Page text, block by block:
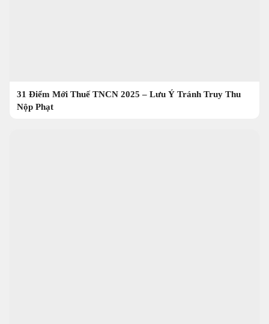
31 Điểm Mới Thuế TNCN 2025 – Lưu Ý Tránh Truy Thu
Nộp Phạt